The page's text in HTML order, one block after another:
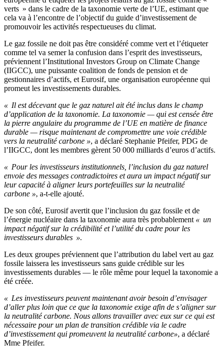
verts » dans le cadre de la taxonomie verte de l’UE, estimant que
cela va à l’encontre de l’objectif du guide d’investissement de
promouvoir les activités respectueuses du climat.
Le gaz fossile ne doit pas être considéré comme vert et l’étiqueter
comme tel va semer la confusion dans l’esprit des investisseurs,
préviennent l’Institutional Investors Group on Climate Change
(IIGCC), une puissante coalition de fonds de pension et de
gestionnaires d’actifs, et Eurosif, une organisation européenne qui
promeut les investissements durables.
« Il est décevant que le gaz naturel ait été inclus dans le champ
d’application de la taxonomie. La taxonomie — qui est censée être
la pierre angulaire du programme de l’UE en matière de finance
durable — risque maintenant de compromettre une voie crédible
vers la neutralité carbone », a déclaré Stephanie Pfeifer, PDG de
l’IIGCC, dont les membres gèrent 50 000 milliards d’euros d’actifs.
« Pour les investisseurs institutionnels, l’inclusion du gaz naturel
envoie des messages contradictoires et aura un impact négatif sur
leur capacité à aligner leurs portefeuilles sur la neutralité
carbone », a-t-elle ajouté.
De son côté, Eurosif avertit que l’inclusion du gaz fossile et de
l’énergie nucléaire dans la taxonomie aura très probablement « un
impact négatif sur la crédibilité et l’utilité du cadre pour les
investisseurs durables ».
Les deux groupes préviennent que l’attribution du label vert au gaz
fossile laissera les investisseurs sans guide crédible sur les
investissements durables — le rôle même pour lequel la taxonomie a
été créée.
« Les investisseurs peuvent maintenant avoir besoin d’envisager
d’aller plus loin que ce que la taxonomie exige afin de s’aligner sur
la neutralité carbone. Nous allons travailler avec eux sur ce qui est
nécessaire pour un plan de transition crédible via le cadre
d’investissement qui promeuvent la neutralité carbone», a déclaré
Mme Pfeifer.